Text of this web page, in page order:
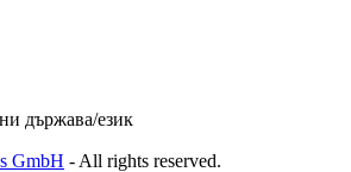
държава/език
GmbH - All rights reserved.